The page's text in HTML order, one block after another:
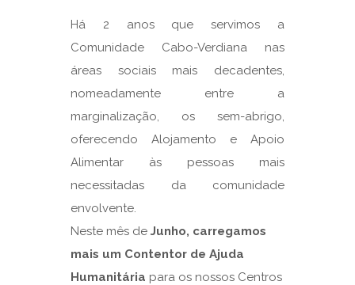
Há 2 anos que servimos a
Comunidade Cabo-Verdiana nas
áreas sociais mais decadentes,
nomeadamente entre a
marginalização, os sem-abrigo,
oferecendo Alojamento e Apoio
Alimentar às pessoas mais
necessitadas da comunidade
envolvente.
Neste mês de Junho, carregamos
mais um Contentor de Ajuda
Humanitária para os nossos Centros